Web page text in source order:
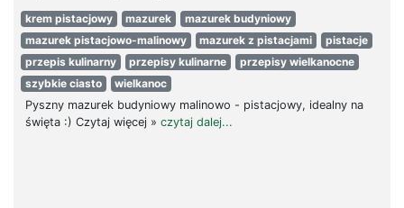
krem pistacjowy mazurek
mazurek budyniowy
mazurek pistacjowo-malinowy
mazurek z pistacjami
pistacje
przepis kulinarny
przepisy kulinarne
przepisy wielkanocne
szybkie ciasto
wielkanoc
Pyszny mazurek budyniowy malinowo - pistacjowy, idealny na
święta :) Czytaj więcej » czytaj dalej...